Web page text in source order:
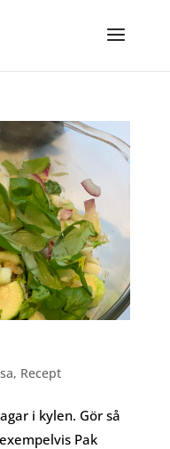
, Recept
i kylen. Gör så
Pak